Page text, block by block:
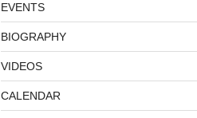
EVENTS
BIOGRAPHY
VIDEOS
CALENDAR